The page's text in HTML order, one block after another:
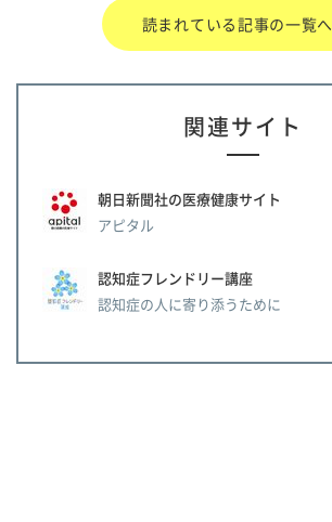
読まれている記事の一覧へ
関連サイト
朝日新聞社の医療健康サイト
アピタル
認知症フレンドリー講座
認知症の人に寄り添うために